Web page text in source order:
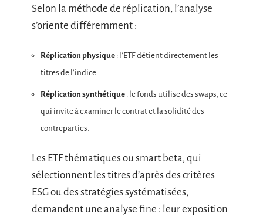
Selon la méthode de réplication, l’analyse
s’oriente différemment :
Réplication physique : l’ETF détient directement les
titres de l’indice.
Réplication synthétique : le fonds utilise des swaps, ce
qui invite à examiner le contrat et la solidité des
contreparties.
Les ETF thématiques ou smart beta, qui
sélectionnent les titres d’après des critères
ESG ou des stratégies systématisées,
demandent une analyse fine : leur exposition